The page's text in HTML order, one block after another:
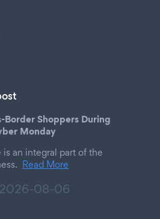
Shoppers During
Monday
an integral part of the
Read More
2026-08-06